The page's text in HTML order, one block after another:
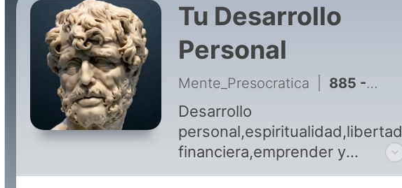
Tu Desarrollo
Personal
Mente_Presocratica 885 - #836 LOS HÁBITOS QUE CAMBIARON MI VIDA En 1 SEMANA | ESTOICISMO
Desarrollo
personal,espiritualidad,libertad
financiera,emprender y
liderazgo.